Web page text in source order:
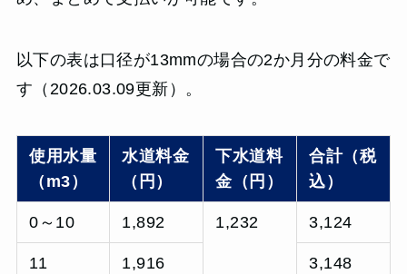
以下の表は口径が13mmの場合の2か月分の料金で
す（2026.03.09更新）。
使用水量
（m3）
水道料金
（円）
下水道料
金（円）
合計（税
込）
0～10 1,892 1,232 3,124
11 1,916 3,148